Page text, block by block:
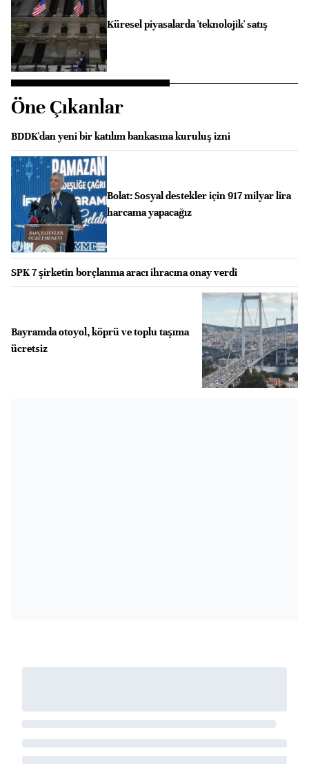
Küresel piyasalarda 'teknolojik' satış
Öne Çıkanlar
BDDK'dan yeni bir katılım bankasına kuruluş izni
Bolat: Sosyal destekler için 917 milyar lira
harcama yapacağız
SPK 7 şirketin borçlanma aracı ihracına onay verdi
Bayramda otoyol, köprü ve toplu taşıma
ücretsiz